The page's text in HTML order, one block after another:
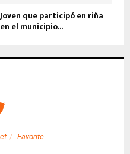
Joven que participó en riña
en el municipio...
Favorite